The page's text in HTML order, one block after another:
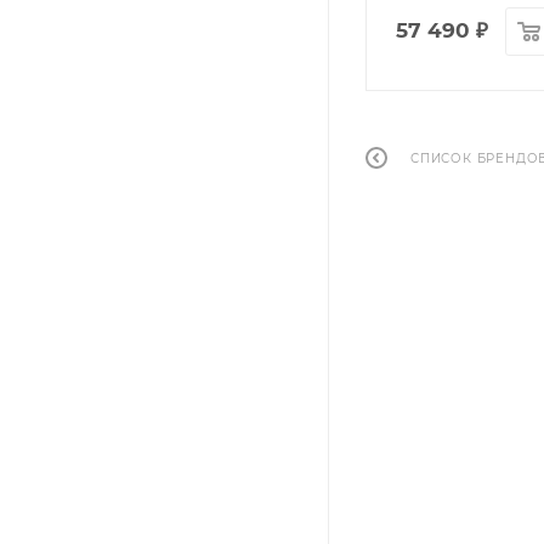
57 490 ₽
СПИСОК